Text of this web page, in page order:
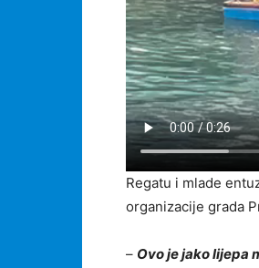
Regatu i mlade
organizacije grada
– Ovo je jako lijepa